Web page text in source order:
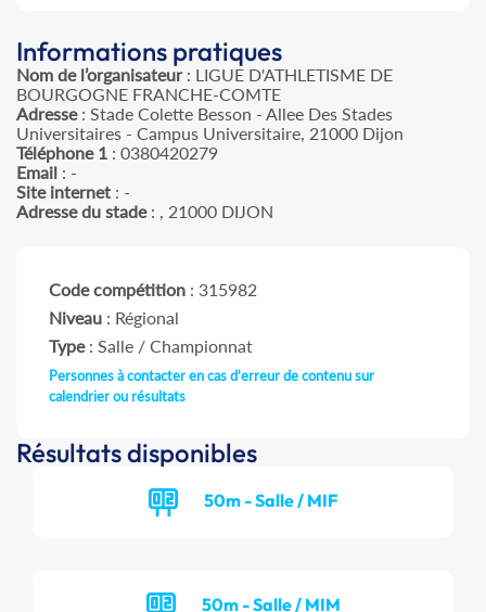
Informations pratiques
Nom de l’organisateur: LIGUE D'ATHLETISME DE
BOURGOGNE FRANCHE-COMTE
Adresse: Stade Colette Besson - Allee Des Stades
Universitaires - Campus Universitaire, 21000 Dijon
Téléphone 1 : 0380420279
Email : -
Site internet : -
Adresse du stade: , 21000 DIJON
Code compétition : 315982
Niveau : Régional
Type: Salle / Championnat
Personnes à contacter en cas d'erreur de contenu sur
calendrier ou résultats
Résultats disponibles
50m - Salle / MIF
50m - Salle / MIM